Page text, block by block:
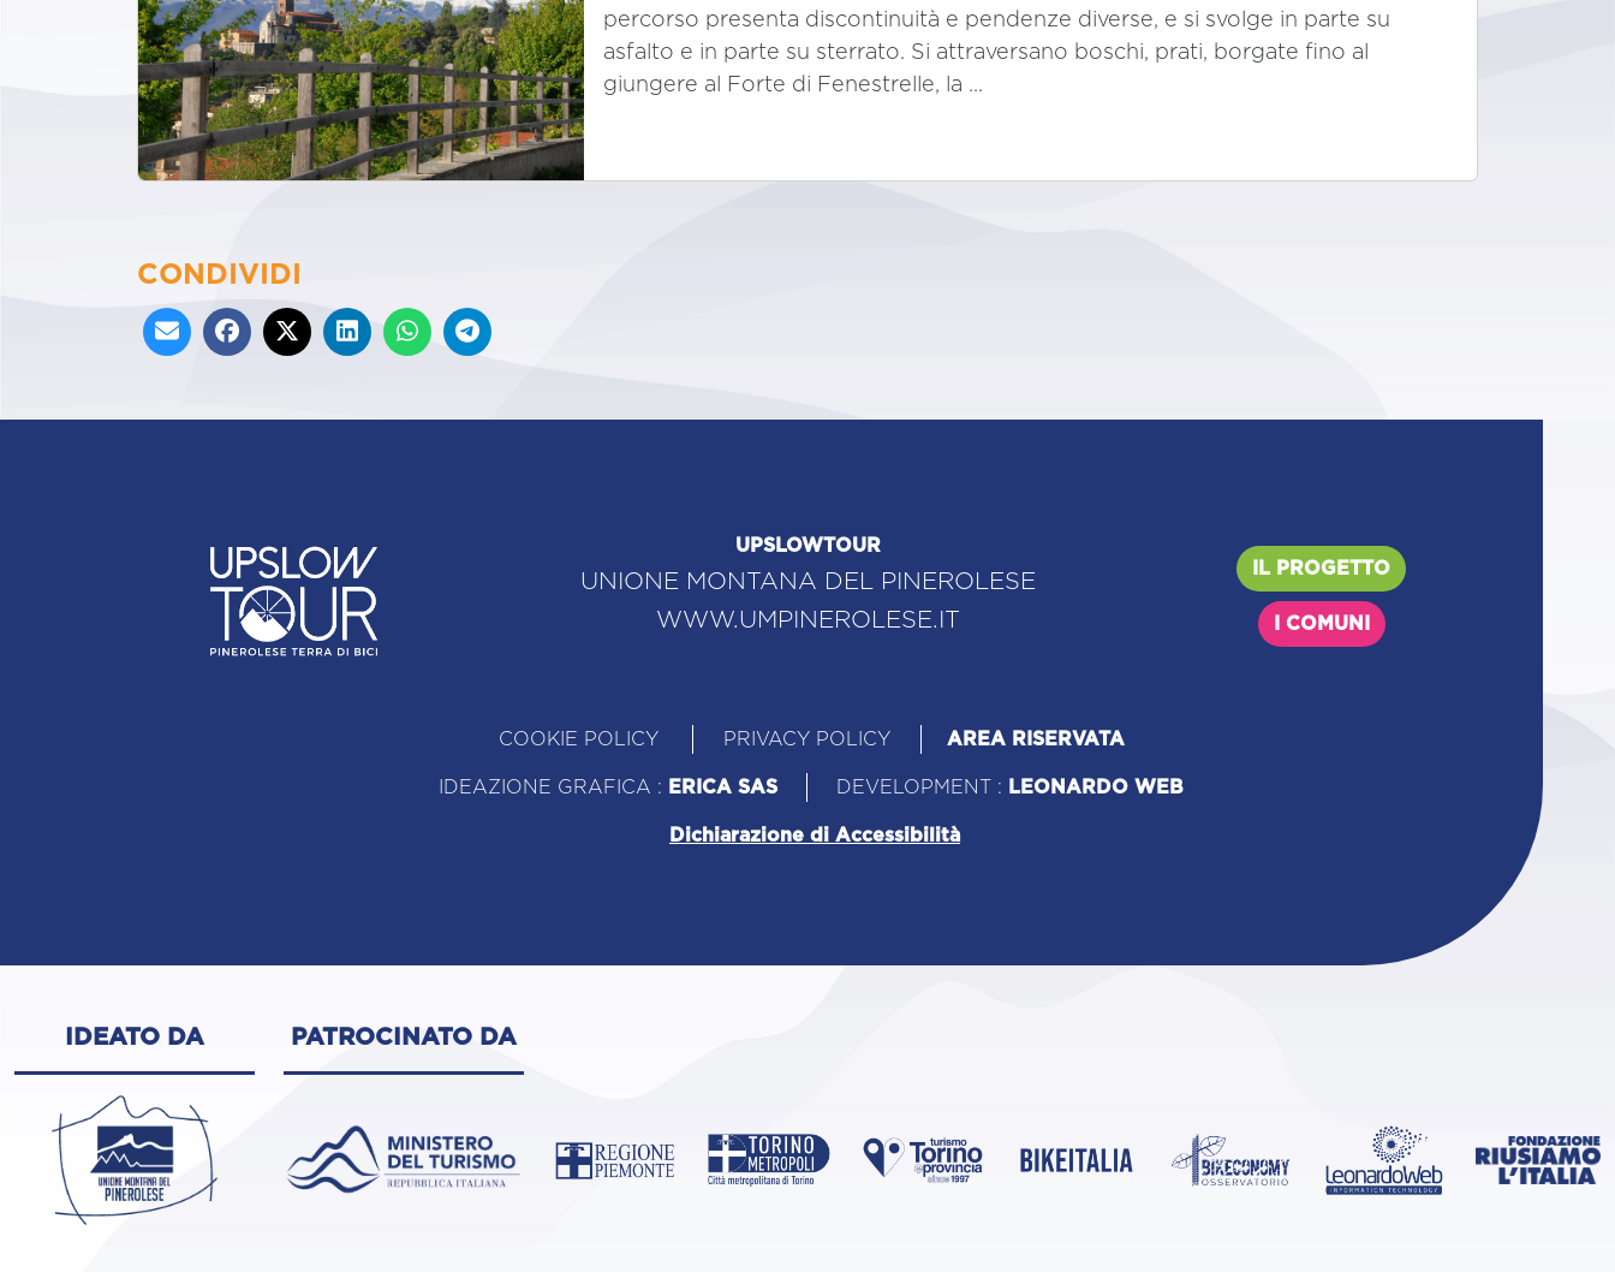
percorso presenta discontinuità e pendenze diverse, e si svolge in parte su
asfalto e in parte su sterrato. Si attraversano boschi, prati, borgate fino al
giungere al Forte di Fenestrelle, la ...
CONDIVIDI
UPSLOWTOUR
UNIONE MONTANA DEL PINEROLESE
WWW.UMPINEROLESE.IT
IL PROGETTO
I COMUNI
COOKIE POLICY PRIVACY POLICY AREA RISERVATA
IDEAZIONE GRAFICA : ERICA SAS DEVELOPMENT : LEONARDO WEB
Dichiarazione di Accessibilità
IDEATO DA PATROCINATO DA